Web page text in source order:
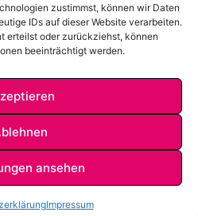
zustimmst, können wir Daten
IDs auf dieser Website verarbeiten.
erteilst oder zurückziehst, können
beeinträchtigt werden.
ansehen
Impressum
KONTAKT